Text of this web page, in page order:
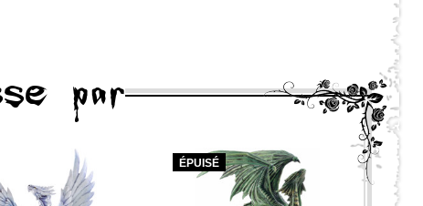
par
ÉPUISÉ